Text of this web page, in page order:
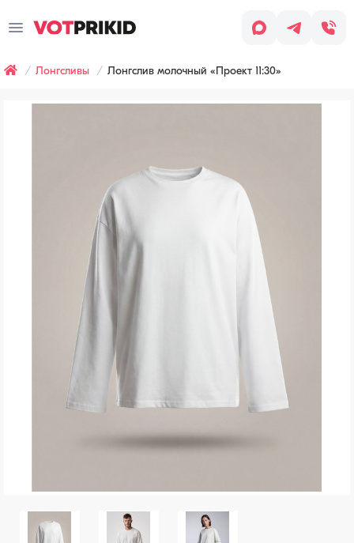
Лонгсливы Лонгслив молочный «Проект 11:30»
заказа.
Заказ
с условиями
Обработки
персональных
получать
рассылку
сообщения
в WhatsApp/Telegram,
email-
рассылки)
Отправить